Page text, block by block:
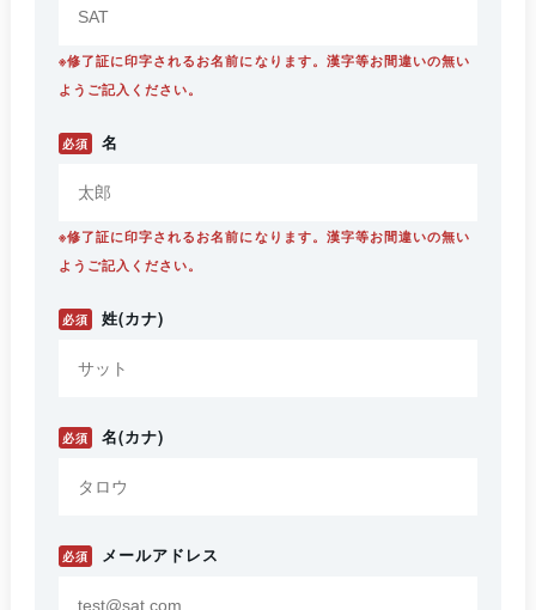
※修了証に印字されるお名前になります。漢字等お間違いの無い
ようご記入ください。
必須 名
※修了証に印字されるお名前になります。漢字等お間違いの無い
ようご記入ください。
必須 姓(カナ)
必須 名(カナ)
必須 メールアドレス